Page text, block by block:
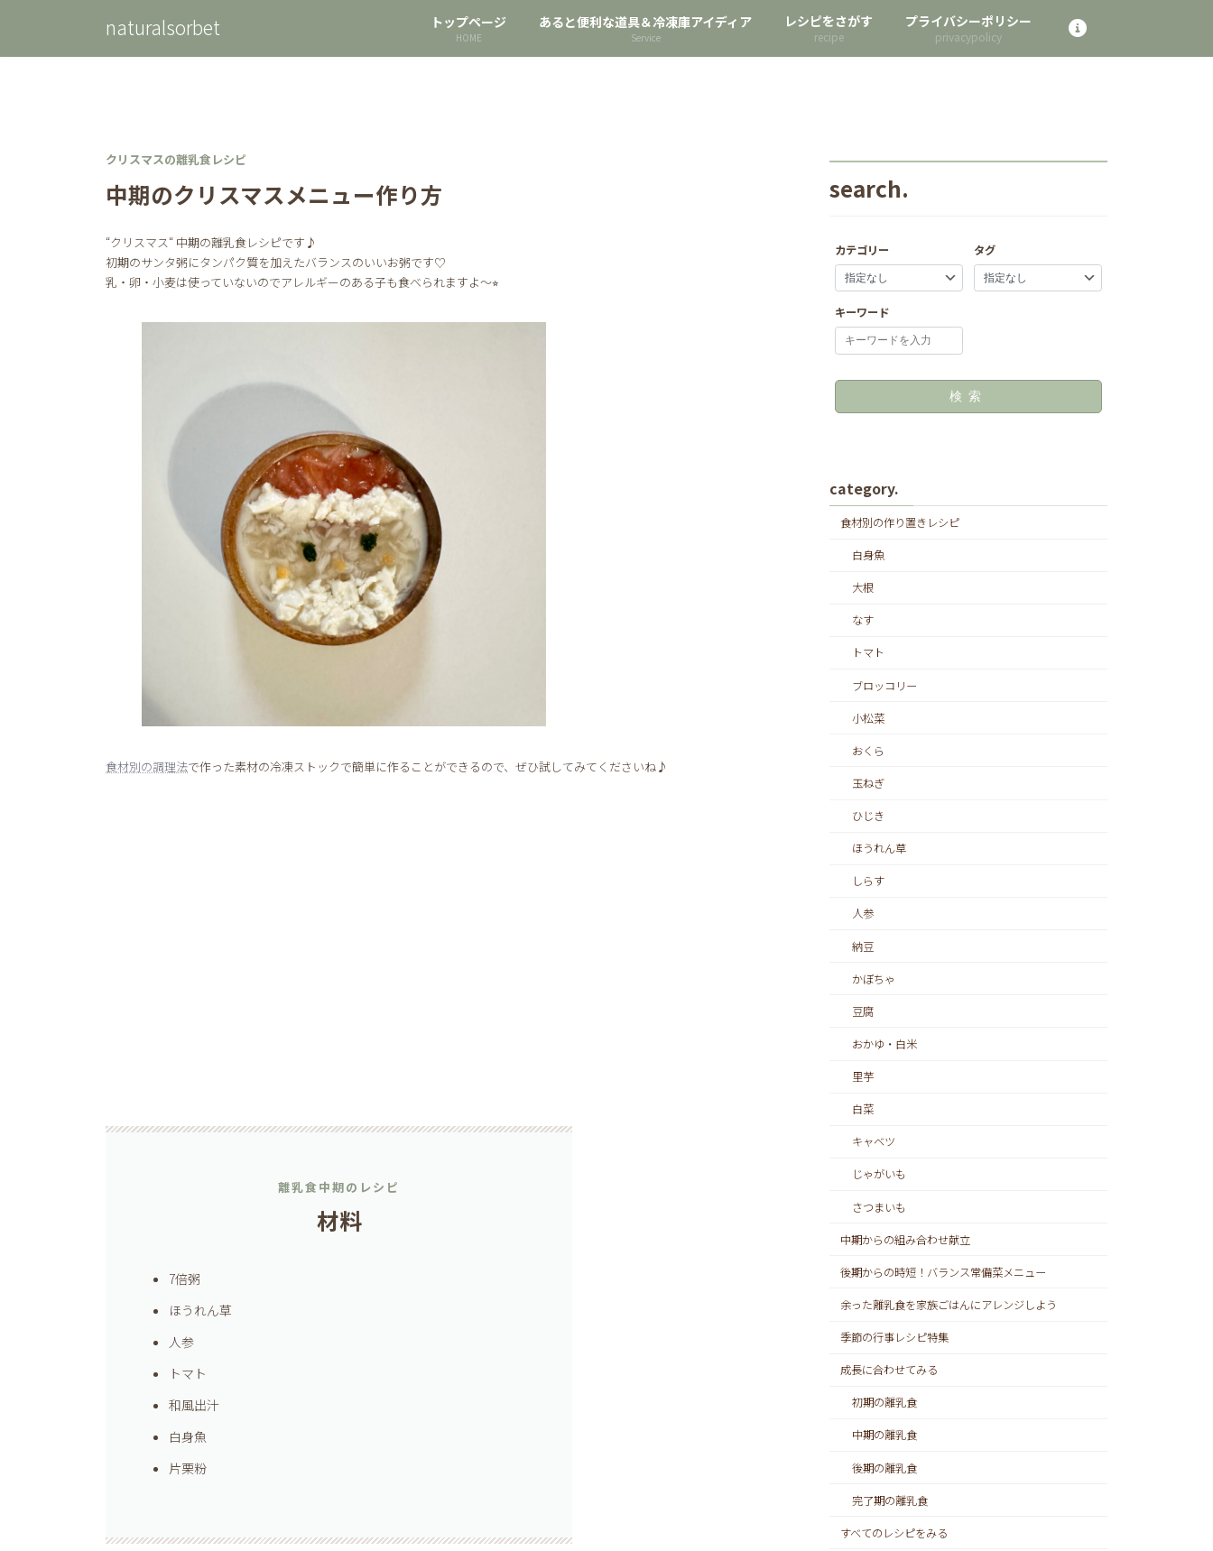
ン
ー
naturalsorbet トップページ
HOME
あると便利な道具＆冷凍庫アイディア
Service
レシピをさがす プライバシーポリシー
クリスマスの離乳食レシピ
中期のクリスマスメニュー作り方
“クリスマス“ 中期の離乳食レシピです♪
初期のサンタ粥にタンパク質を加えたバランスのいいお粥です♡
乳・卵・小麦は使っていないのでアレルギーのある子も食べられますよ〜⭐︎
食材別の調理法で作った素材の冷凍ストックで簡単に作ることができるので、ぜひ試してみてくださいね♪
離乳食中期のレシピ
材料
7倍粥
ほうれん草
人参
トマト
和風出汁
白身魚
片栗粉
search.
カテゴリー タグ
キーワード
検索
category.
食材別の作り置きレシピ
白身魚
大根
なす
トマト
ブロッコリー
小松菜
おくら
玉ねぎ
ひじき
ほうれん草
しらす
人参
納豆
かぼちゃ
豆腐
おかゆ・白米
里芋
白菜
キャベツ
じゃがいも
さつまいも
中期からの組み合わせ献立
後期からの時短！バランス常備菜メニュー
余った離乳食を家族ごはんにアレンジしよう
季節の行事レシピ特集
成長に合わせてみる
初期の離乳食
中期の離乳食
後期の離乳食
完了期の離乳食
すべてのレシピをみる